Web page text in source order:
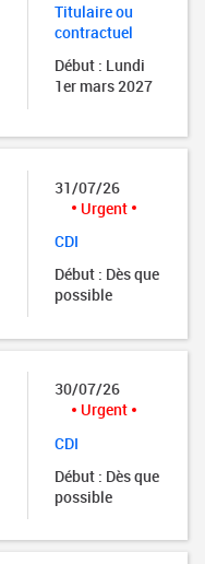
Titulaire ou
contractuel
Début : Lundi
1er mars 2027
31/07/26
Urgent
CDI
Début : Dès que
possible
30/07/26
Urgent
CDI
Début : Dès que
possible